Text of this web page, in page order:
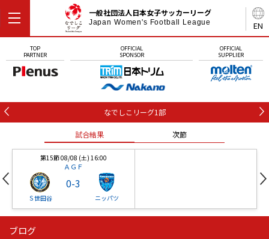
EN
一般社団法人日本女子サッカーリーグ
Japan Women's Football League
TOP
PARTNER
OFFICIAL
SPONSOR
OFFICIAL
SUPPLIER
なでしこリーグ1部
試合結果 次節
第15節 08/08 (土) 16:00
ＡＧＦ
Ｓ世田谷
0-3
ニッパツ
ブログ